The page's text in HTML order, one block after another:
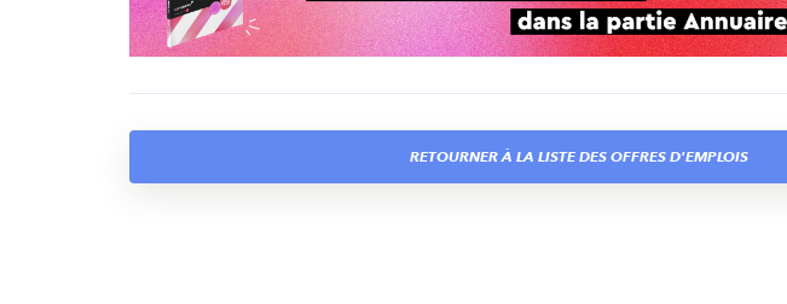
RETOURNER À LA LISTE DES OFFRES D'EMPLOIS